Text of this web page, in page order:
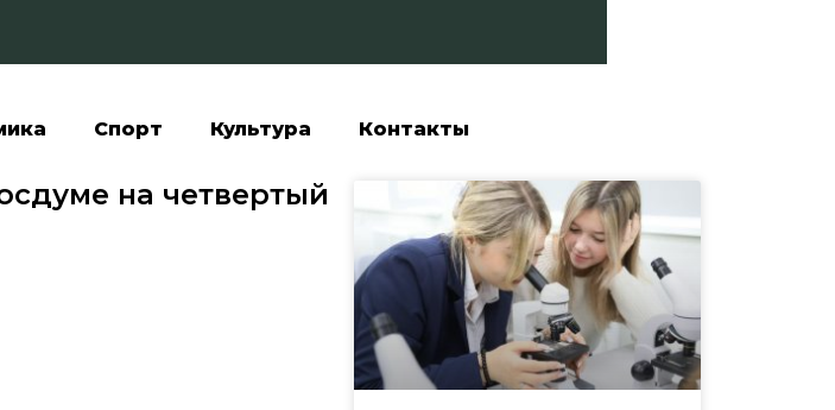
Спорт Культура Контакты
на четвертый